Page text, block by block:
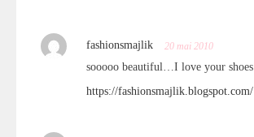
fashionsmajlik 20 mai 2010
sooooo beautiful…I love your shoes
https://fashionsmajlik.blogspot.com/